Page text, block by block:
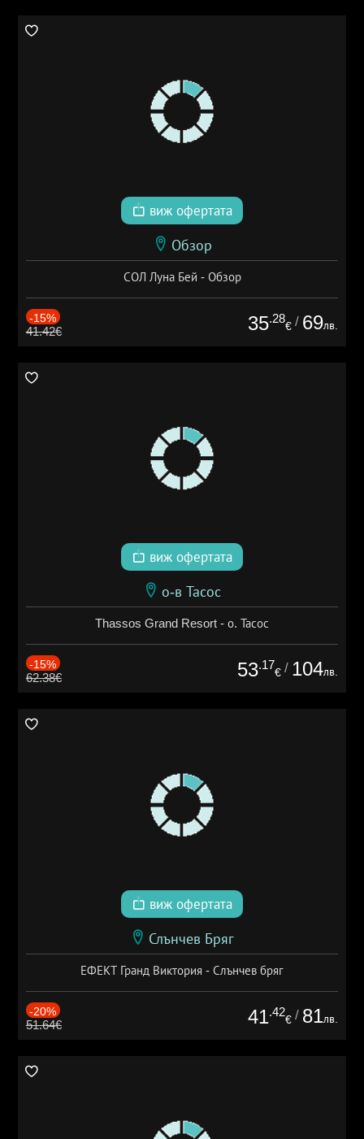
виж офертата
Обзор
СОЛ Луна Бей - Обзор
-15%
41.42€ 35.28
€ / 69лв.
виж офертата
о-в Тасос
Thassos Grand Resort - о. Тасос
-15%
62.38€ 53.17
€ / 104лв.
виж офертата
Слънчев Бряг
ЕФЕКТ Гранд Виктория - Слънчев бряг
-20%
51.64€ 41.42
€ / 81лв.